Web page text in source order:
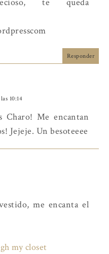
Responder
10:14
Charo! Me encantan
Jejeje. Un besoteeee
me encanta el
my closet